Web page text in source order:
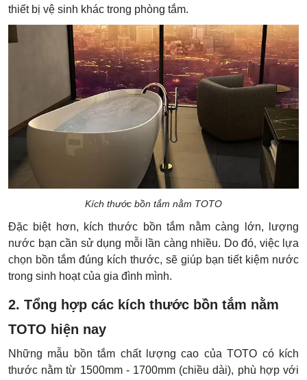
thiết bị vệ sinh khác trong phòng tắm.
Kích thước bồn tắm nằm TOTO
Đặc biệt hơn, kích thước bồn tắm nằm càng lớn, lượng
nước bạn cần sử dụng mỗi lần càng nhiều. Do đó, việc lựa
chọn bồn tắm đúng kích thước, sẽ giúp bạn tiết kiệm nước
trong sinh hoạt của gia đình mình.
2. Tổng hợp các kích thước bồn tắm nằm
TOTO hiện nay
Những mẫu bồn tắm chất lượng cao của TOTO có kích
thước nằm từ 1500mm - 1700mm (chiều dài), phù hợp với